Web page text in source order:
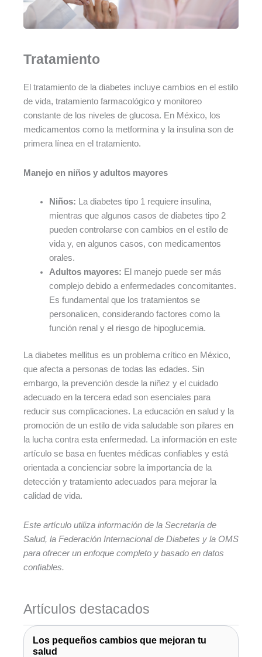
Tratamiento
El tratamiento de la diabetes incluye cambios en el estilo
de vida, tratamiento farmacológico y monitoreo
constante de los niveles de glucosa. En México, los
medicamentos como la metformina y la insulina son de
primera línea en el tratamiento.
Manejo en niños y adultos mayores
Niños: La diabetes tipo 1 requiere insulina,
mientras que algunos casos de diabetes tipo 2
pueden controlarse con cambios en el estilo de
vida y, en algunos casos, con medicamentos
orales.
Adultos mayores: El manejo puede ser más
complejo debido a enfermedades concomitantes.
Es fundamental que los tratamientos se
personalicen, considerando factores como la
función renal y el riesgo de hipoglucemia.
La diabetes mellitus es un problema crítico en México,
que afecta a personas de todas las edades. Sin
embargo, la prevención desde la niñez y el cuidado
adecuado en la tercera edad son esenciales para
reducir sus complicaciones. La educación en salud y la
promoción de un estilo de vida saludable son pilares en
la lucha contra esta enfermedad. La información en este
artículo se basa en fuentes médicas confiables y está
orientada a concienciar sobre la importancia de la
detección y tratamiento adecuados para mejorar la
calidad de vida.
Este artículo utiliza información de la Secretaría de
Salud, la Federación Internacional de Diabetes y la OMS
para ofrecer un enfoque completo y basado en datos
confiables.
Artículos destacados
Los pequeños cambios que mejoran tu
salud